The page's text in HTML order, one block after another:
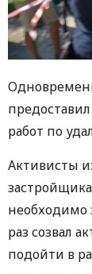
работ по
Активисты
необходимо
раз созвал
подойти в